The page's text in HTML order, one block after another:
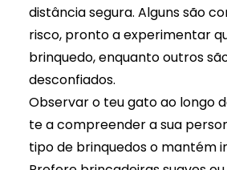
distância segura. Alguns são
risco, pronto a experimentar
brinquedo, enquanto outros
desconfiados.
Observar o teu gato ao longo
te a compreender a sua
tipo de brinquedos o mantém